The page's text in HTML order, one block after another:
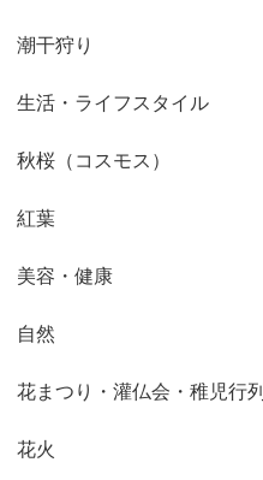
潮干狩り
生活・ライフスタイル
秋桜（コスモス）
紅葉
美容・健康
自然
花まつり・灌仏会・稚児行列
花火